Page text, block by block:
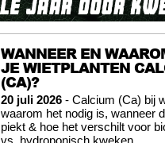
WANNEER EN
JE WIETPLANTEN
(CA)?
20 juli 2026 - Calcium (Ca) bij
waarom het nodig is, wanneer
piekt & hoe het verschilt voor
vs. hydroponisch kweken.